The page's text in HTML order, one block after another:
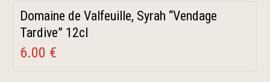
Domaine de Valfeuille, Syrah “Vendage
Tardive” 12cl
6.00 €